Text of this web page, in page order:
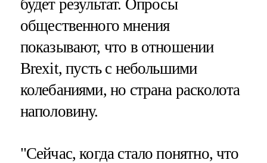
будет результат. Опросы
общественного мнения
показывают, что в отношении
Brexit, пусть с небольшими
колебаниями, но страна расколота
наполовину.
"Сейчас, когда стало понятно, что